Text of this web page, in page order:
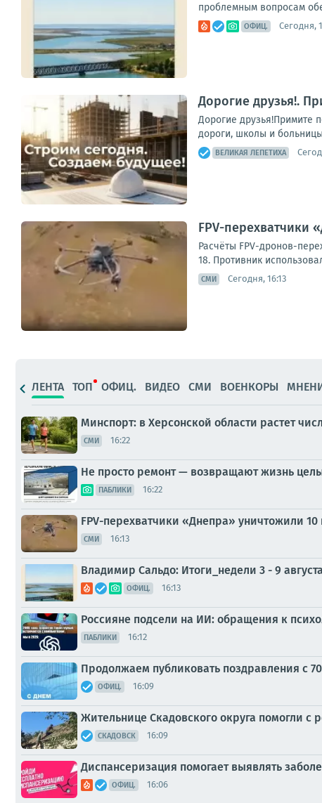
проблемным вопросам
ОФИЦ. Сегодня,
Дорогие друзья!.
Дорогие друзья!Примите
дороги, школы и
ВЕЛИКАЯ ЛЕПЕТИХА
FPV-перехватчики
Расчёты FPV-дронов-
18. Противник
СМИ Сегодня, 16:13
ЛЕНТА ТОП ОФИЦ. ВИДЕО СМИ ВОЕНКОРЫ
Минспорт: в Херсонской области растет
СМИ 16:22
Не просто ремонт — возвращают жизнь
ПАБЛИКИ 16:22
FPV-перехватчики «Днепра» уничтожили
СМИ 16:13
Владимир Сальдо: Итоги_недели 3 - 9
ОФИЦ. 16:13
Россияне подсели на ИИ: обращения к
ПАБЛИКИ 16:12
Продолжаем публиковать поздравления с
ОФИЦ. 16:09
Жительнице Скадовского округа помогли с
СКАДОВСК 16:09
Диспансеризация помогает выявлять
ОФИЦ. 16:06